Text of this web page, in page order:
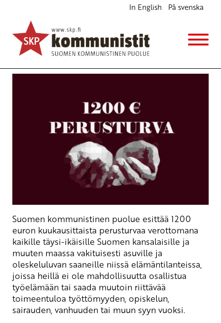
In English På svenska
SKP esittää perusturvaksi 1200 euroa
Ajankohtaista
Vaaliohjelmat
Avainsanat:ihmisarvo,perusturva,toimeentulo
Suomen kommunistinen puolue esittää 1200
euron kuukausittaista perusturvaa verottomana
kaikille täysi-ikäisille Suomen kansalaisille ja
muuten maassa vakituisesti asuville ja
oleskeluluvan saaneille niissä elämäntilanteissa,
joissa heillä ei ole mahdollisuutta osallistua
työelämään tai saada muutoin riittävää
toimeentuloa työttömyyden, opiskelun,
sairauden, vanhuuden tai muun syyn vuoksi.